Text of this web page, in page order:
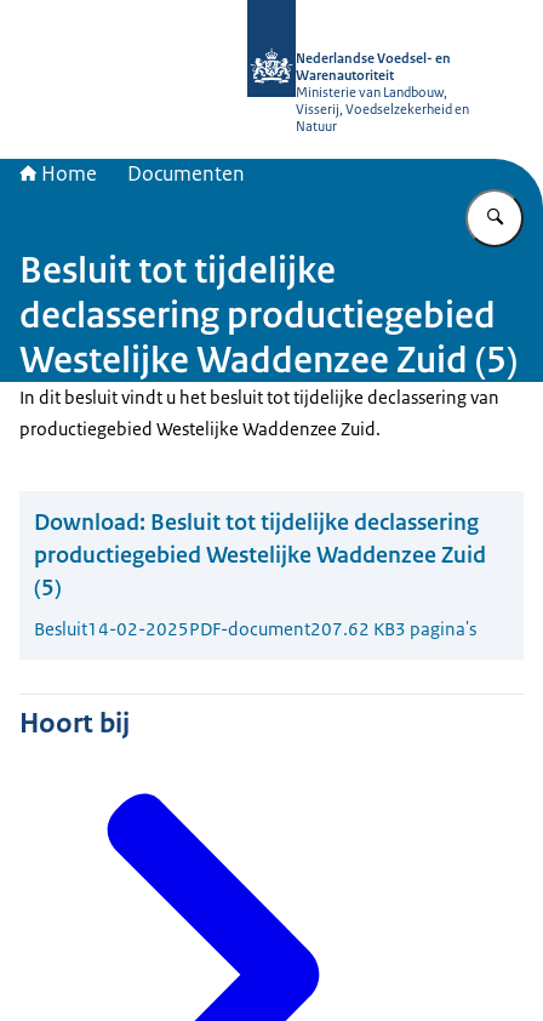
Nederlandse Voedsel- en
Warenautoriteit
Ministerie van Landbouw,
Visserij, Voedselzekerheid en
Natuur
Home Documenten
Besluit tot tijdelijke
declassering productiegebied
Westelijke Waddenzee Zuid (5)
In dit besluit vindt u het besluit tot tijdelijke declassering van
productiegebied Westelijke Waddenzee Zuid.
Download: Besluit tot tijdelijke declassering
productiegebied Westelijke Waddenzee Zuid
(5)
Besluit14-02-2025PDF-document207.62 KB3 pagina's
Hoort bij